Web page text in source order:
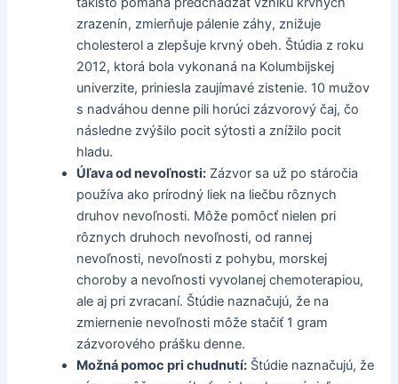
zrazenín, zmierňuje pálenie záhy, znižuje
cholesterol a zlepšuje krvný obeh. Štúdia z roku
2012, ktorá bola vykonaná na Kolumbijskej
univerzite, priniesla zaujímavé zistenie. 10 mužov
s nadváhou denne pili horúci zázvorový čaj, čo
následne zvýšilo pocit sýtosti a znížilo pocit
hladu.
Úľava od nevoľnosti: Zázvor sa už po stáročia
používa ako prírodný liek na liečbu rôznych
druhov nevoľnosti. Môže pomôcť nielen pri
rôznych druhoch nevoľnosti, od rannej
nevoľnosti, nevoľnosti z pohybu, morskej
choroby a nevoľnosti vyvolanej chemoterapiou,
ale aj pri zvracaní. Štúdie naznačujú, že na
zmiernenie nevoľnosti môže stačiť 1 gram
zázvorového prášku denne.
Možná pomoc pri chudnutí: Štúdie naznačujú, že